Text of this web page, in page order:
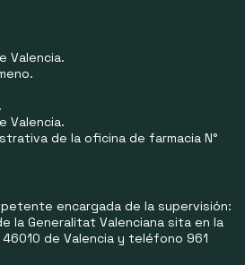
Valencia.
Valencia.
de la oficina de farmacia N°
encargada de la supervisión:
la Generalitat Valenciana sita en la
46010 de Valencia y teléfono 961